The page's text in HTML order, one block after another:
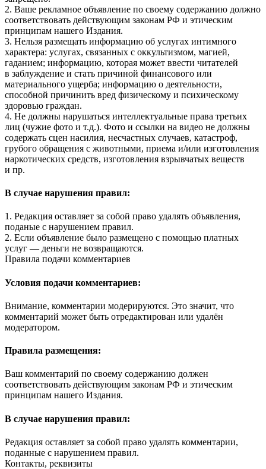
2. Ваше рекламное объявление по своему содержанию должно
соответствовать действующим законам РФ и этическим
принципам нашего Издания.
3. Нельзя размещать информацию об услугах интимного
характера: услугах, связанных с оккультизмом, магией,
гаданием; информацию, которая может ввести читателей
в заблуждение и стать причиной финансового или
материального ущерба; информацию о деятельности,
способной причинить вред физическому и психическому
здоровью граждан.
4. Не должны нарушаться интеллектуальные права третьих
лиц (чужие фото и т.д.). Фото и ссылки на видео не должны
содержать сцен насилия, несчастных случаев, катастроф,
грубого обращения с животными, приема и/или изготовления
наркотических средств, изготовления взрывчатых веществ
и пр.
В случае нарушения правил:
1. Редакция оставляет за собой право удалять объявления,
поданые с нарушением правил.
2. Если объявление было размещено с помощью платных
услуг — деньги не возвращаются.
Правила подачи комментариев
Условия подачи комментариев:
Внимание, комментарии модерируются. Это значит, что
комментарий может быть отредактирован или удалён
модератором.
Правила размещения:
Ваш комментарий по своему содержанию должен
соответствовать действующим законам РФ и этическим
принципам нашего Издания.
В случае нарушения правил:
Редакция оставляет за собой право удалять комментарии,
поданные с нарушением правил.
Контакты, реквизиты